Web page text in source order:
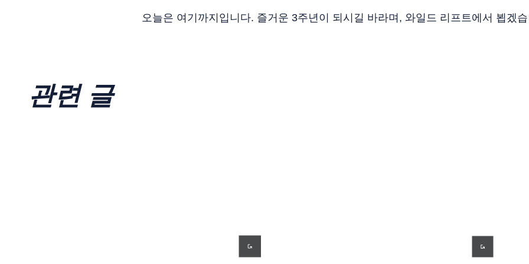
오늘은 여기까지입니다. 즐거운 3주년이 되시길 바라며, 와일드 리프트에서 뵙겠
관련 글